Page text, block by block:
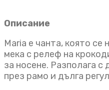
Описание
Maria e чанта, която
мека с релеф на
за носене. Разполага с
през рамо и дълга